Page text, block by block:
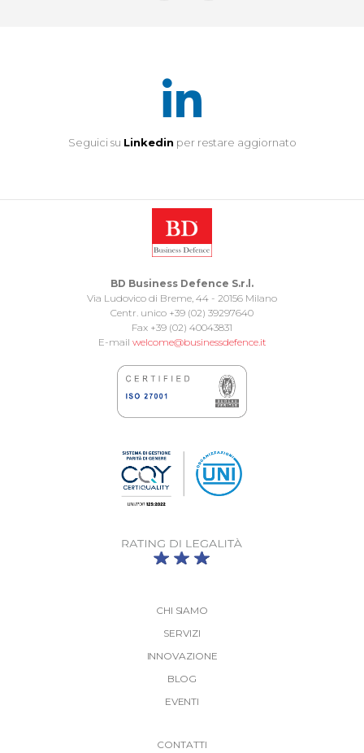
Seguici su Linkedin per restare aggiornato
BD Business Defence S.r.l.
Via Ludovico di Breme, 44 - 20156 Milano
Centr. unico +39 (02) 39297640
Fax +39 (02) 40043831
E-mail welcome@businessdefence.it
CHI SIAMO
SERVIZI
INNOVAZIONE
BLOG
EVENTI
CONTATTI